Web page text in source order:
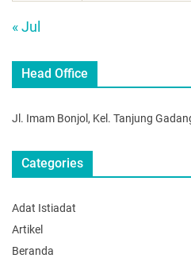
« Jul
Head Office
Jl. Imam Bonjol, Kel. Tanjung
Categories
Adat Istiadat
Artikel
Beranda